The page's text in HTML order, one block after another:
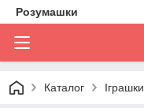
Розумашки
Каталог Іграшки